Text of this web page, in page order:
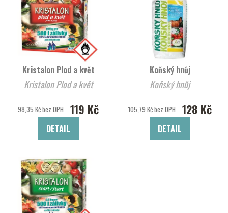
Kristalon Plod a květ
Kristalon Plod a květ
98,35 Kč bez DPH 119 Kč
DETAIL
Koňský hnůj
Koňský hnůj
105,79 Kč bez DPH 128 Kč
DETAIL